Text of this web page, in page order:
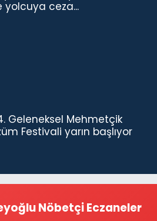
yolcuya ceza...
Geleneksel Mehmetçik
Festivali yarın başlıyor
Nöbetçi Eczaneler